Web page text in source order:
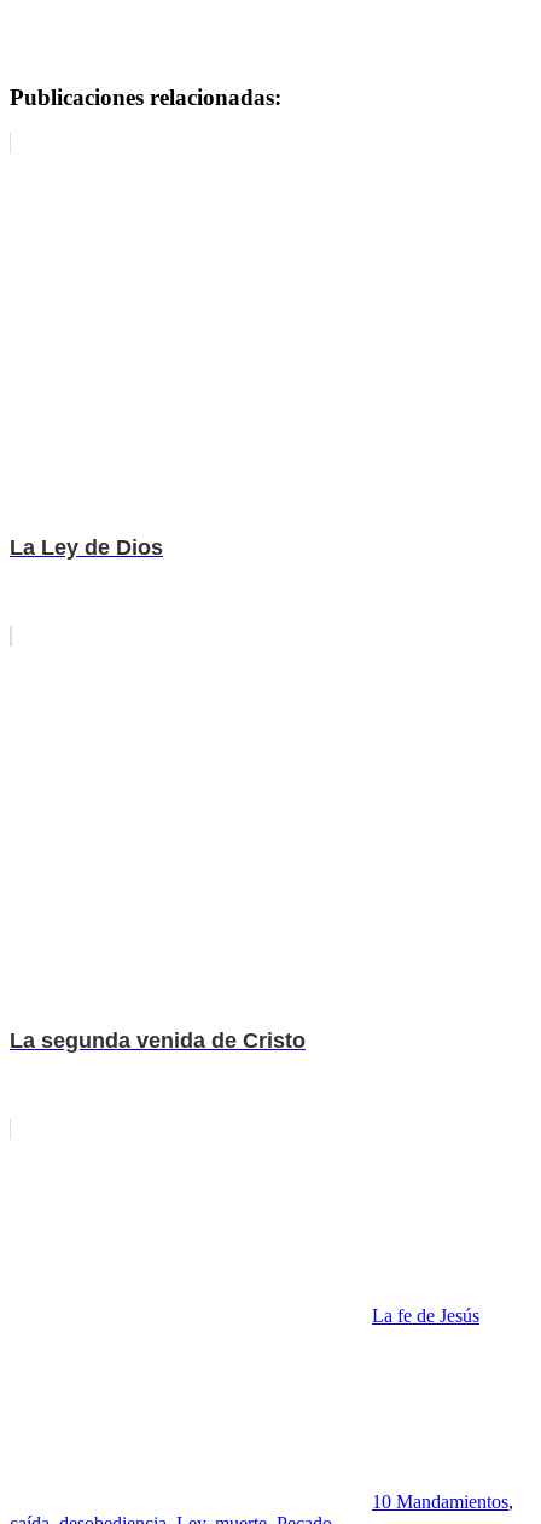
Publicaciones relacionadas:
La Ley de Dios
La segunda venida de Cristo
La fe de Jesús
10 Mandamientos,